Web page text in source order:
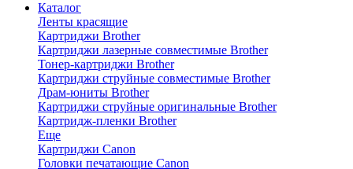
Каталог
Ленты красящие
Картриджи Brother
Картриджи лазерные совместимые Brother
Тонер-картриджи Brother
Картриджи струйные совместимые Brother
Драм-юниты Brother
Картриджи струйные оригинальные Brother
Картридж-пленки Brother
Еще
Картриджи Canon
Головки печатающие Canon